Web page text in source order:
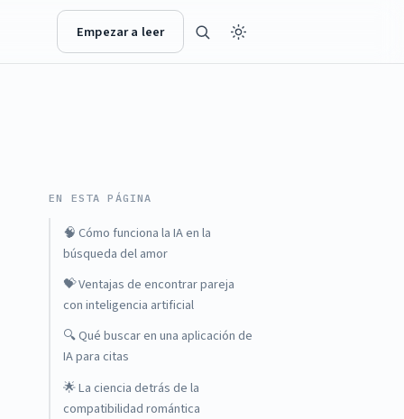
Empezar a leer
EN ESTA PÁGINA
🧠 Cómo funciona la IA en la
búsqueda del amor
💝 Ventajas de encontrar pareja
con inteligencia artificial
🔍 Qué buscar en una aplicación de
IA para citas
🌟 La ciencia detrás de la
compatibilidad romántica